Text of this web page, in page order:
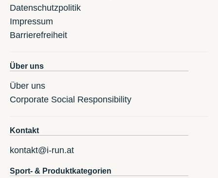
Datenschutzpolitik
Impressum
Barrierefreiheit
Über uns
Über uns
Corporate Social Responsibility
Kontakt
kontakt@i-run.at
Sport- & Produktkategorien